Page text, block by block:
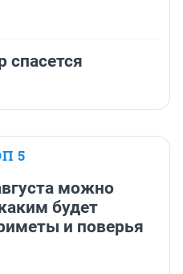
спасется
5
можно
будет
и поверья